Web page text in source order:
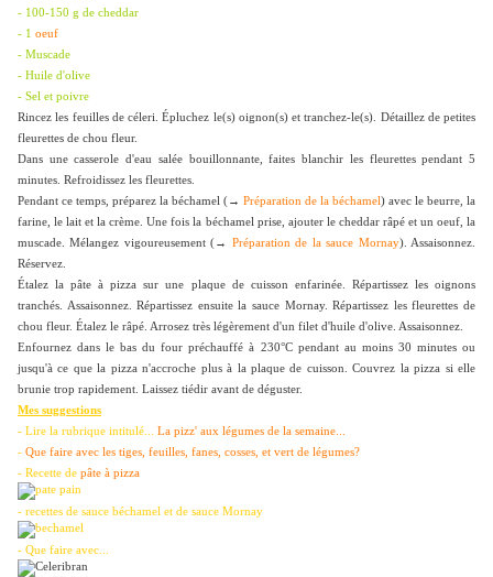
- 100-150 g de cheddar
- 1 oeuf
- Muscade
- Huile d'olive
- Sel et poivre
Rincez les feuilles de céleri. Épluchez le(s) oignon(s) et tranchez-le(s). Détaillez de petites
fleurettes de chou fleur.
Dans une casserole d'eau salée bouillonnante, faites blanchir les fleurettes pendant 5
minutes. Refroidissez les fleurettes.
Pendant ce temps, préparez la béchamel (→ Préparation de la béchamel) avec le beurre, la
farine, le lait et la crème. Une fois la béchamel prise, ajouter le cheddar râpé et un oeuf, la
muscade. Mélangez vigoureusement (→ Préparation de la sauce Mornay). Assaisonnez.
Réservez.
Étalez la pâte à pizza sur une plaque de cuisson enfarinée. Répartissez les oignons
tranchés. Assaisonnez. Répartissez ensuite la sauce Mornay. Répartissez les fleurettes de
chou fleur. Étalez le râpé. Arrosez très légèrement d'un filet d'huile d'olive. Assaisonnez.
Enfournez dans le bas du four préchauffé à 230°C pendant au moins 30 minutes ou
jusqu'à ce que la pizza n'accroche plus à la plaque de cuisson. Couvrez la pizza si elle
brunie trop rapidement. Laissez tiédir avant de déguster.
Mes suggestions
- Lire la rubrique intitulé... La pizz' aux légumes de la semaine...
- Que faire avec les tiges, feuilles, fanes, cosses, et vert de légumes?
- Recette de pâte à pizza
- recettes de sauce béchamel et de sauce Mornay
- Que faire avec...